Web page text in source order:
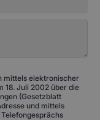
mittels elektronischer
18. Juli 2002 über die
(Gesetzblatt
und mittels